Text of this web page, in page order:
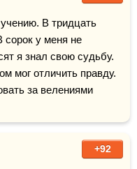
В тридцать
сорок у меня не
я знал свою судьбу.
мог отличить правду.
за велениями
+92